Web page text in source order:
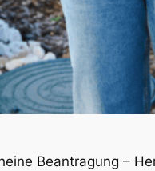
Beantragung –